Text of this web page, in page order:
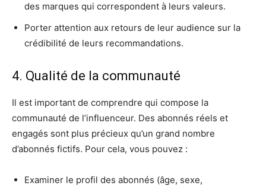
des marques qui correspondent à leurs valeurs.
Porter attention aux retours de leur audience sur la
crédibilité de leurs recommandations.
4. Qualité de la communauté
Il est important de comprendre qui compose la
communauté de l’influenceur. Des abonnés réels et
engagés sont plus précieux qu’un grand nombre
d’abonnés fictifs. Pour cela, vous pouvez :
Examiner le profil des abonnés (âge, sexe,